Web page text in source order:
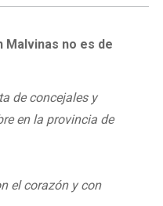
no es de
de concejales y
en la provincia de
el corazón y con